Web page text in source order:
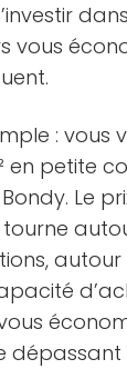
vous
: vous
en petite
Le
dépassant